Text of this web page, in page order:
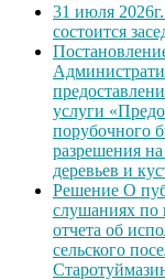
31 июля
состоится
услуги
порубочного
разрешения
деревьев и
Решение О
слушаниях по
отчета об
сельского